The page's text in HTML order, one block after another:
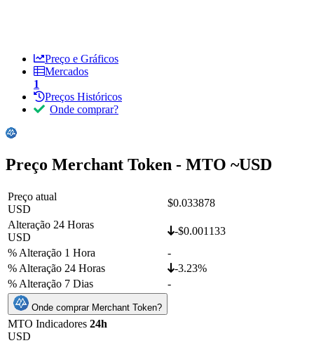
Preço e Gráficos
Mercados
1
Preços Históricos
Onde comprar?
Preço Merchant Token - MTO ~USD
Preço atual
USD
$0.033878
Alteração 24 Horas
USD
-$0.001133
% Alteração 1 Hora
-
% Alteração 24 Horas
-3.23%
% Alteração 7 Dias
-
Onde comprar Merchant Token?
MTO Indicadores 24h
USD